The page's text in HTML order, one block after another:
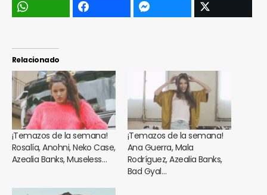
Relacionado
¡Temazos de la semana!
Rosalía, Anohni, Neko Case,
Azealia Banks, Museless…
¡Temazos de la semana!
Ana Guerra, Mala
Rodríguez, Azealia Banks,
Bad Gyal…